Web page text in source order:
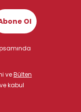
Ol
veBülten
kabul